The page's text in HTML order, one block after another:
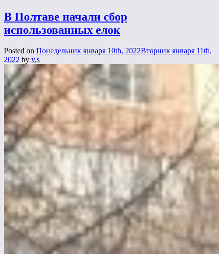
В Полтаве начали сбор
использованных елок
Posted on Понедельник января 10th, 2022Вторник января 11th,
2022 by v.s